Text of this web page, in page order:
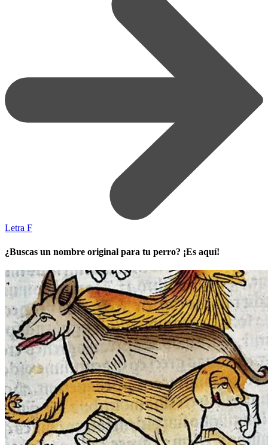
Letra F
¿Buscas un nombre original para tu perro? ¡Es aquí!